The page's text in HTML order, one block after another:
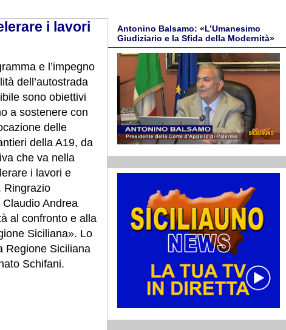
i lavori
e l’impegno
dell’autostrada
sono obiettivi
a sostenere con
delle
della A19, da
che va nella
i lavori e
Ringrazio
Claudio Andrea
al confronto e alla
Siciliana». Lo
Regione Siciliana
Schifani.
Antonino Balsamo: «L’Umanesimo
Giudiziario e la Sfida della Modernità»